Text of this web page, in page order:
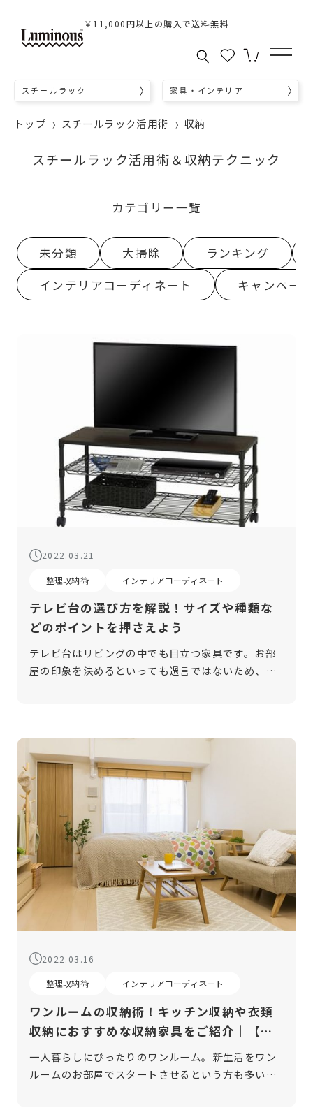
￥11,000円以上の購入で送料無料
スチールラック 家具・インテリア
トップ スチールラック活用術 収納
スチールラック活用術＆収納テクニック
カテゴリー一覧
未分類 大掃除
ランキング
インテリアコーディネート
キャンペー
2022.03.21
整理収納術 インテリアコーディネート
テレビ台の選び方を解説！サイズや種類な
どのポイントを押さえよう
テレビ台はリビングの中でも目立つ家具です。お部
屋の印象を決めるといっても過言ではないため、テ
2022.03.16
整理収納術 インテリアコーディネート
ワンルームの収納術！キッチン収納や衣類
収納におすすめな収納家具をご紹介｜【ル
ミナス公式】
一人暮らしにぴったりのワンルーム。新生活をワン
ルームのお部屋でスタートさせるという方も多いの